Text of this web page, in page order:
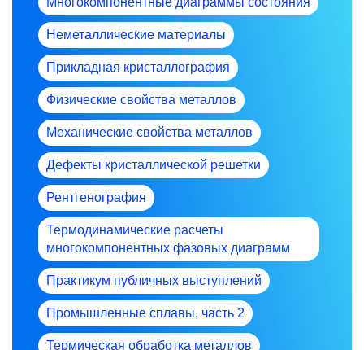
Неметаллические материалы
Прикладная кристаллография
Физические свойства металлов
Механические свойства металлов
Дефекты кристаллической решетки
Рентгенография
Термодинамические расчеты
многокомпонентных фазовых диаграмм
Практикум публичных выступлений
Промышленные сплавы, часть 2
Термическая обработка металлов